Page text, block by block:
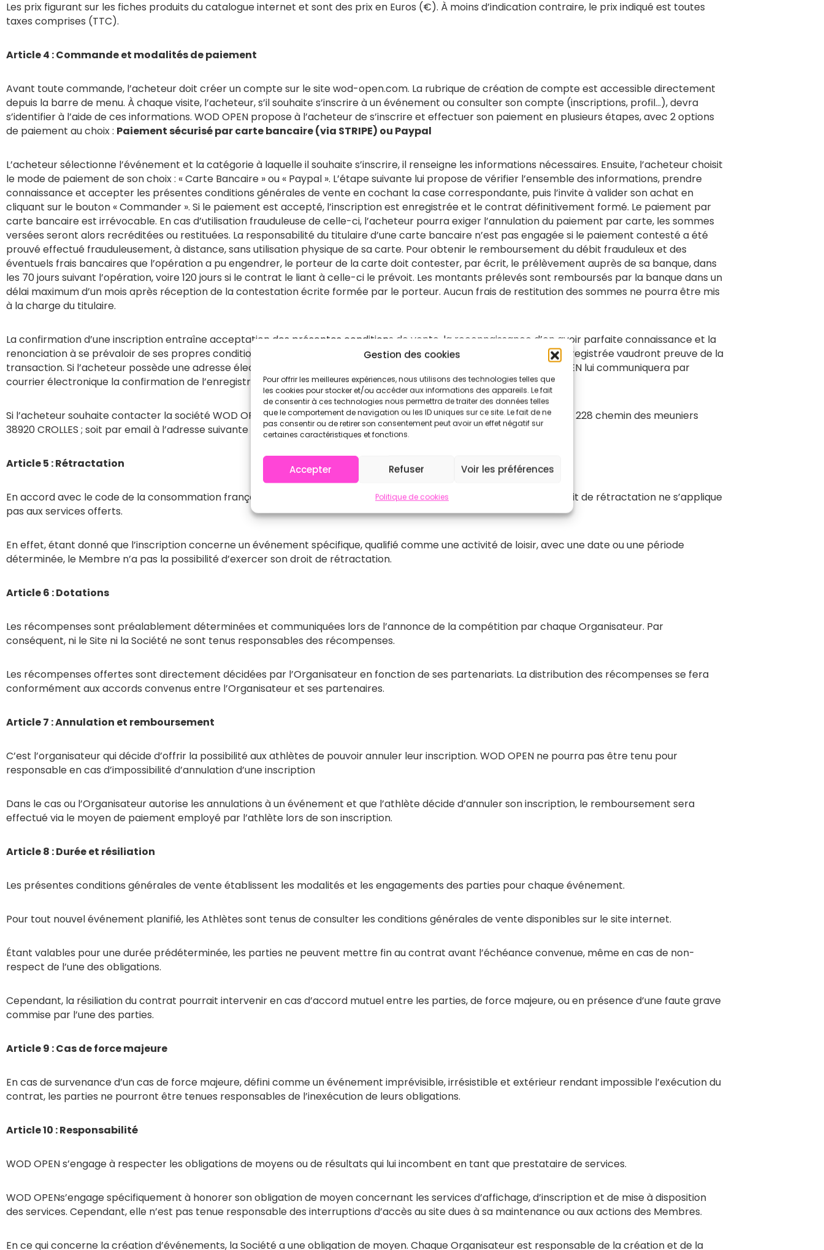
Gestion des cookies
Pour offrir les meilleures expériences, nous utilisons des technologies telles que
les cookies pour stocker et/ou accéder aux informations des appareils. Le fait
de consentir à ces technologies nous permettra de traiter des données telles
que le comportement de navigation ou les ID uniques sur ce site. Le fait de ne
pas consentir ou de retirer son consentement peut avoir un effet négatif sur
certaines caractéristiques et fonctions.
Accepter Refuser Voir les préférences
Politique de cookies
Les prix figurant sur les fiches produits du catalogue internet et sont des prix en Euros (€). À moins d’indication contraire, le prix indiqué est toutes
taxes comprises (TTC).
Article 4 : Commande et modalités de paiement
Avant toute commande, l’acheteur doit créer un compte sur le site wod-open.com. La rubrique de création de compte est accessible directement
depuis la barre de menu. À chaque visite, l’acheteur, s’il souhaite s’inscrire à un événement ou consulter son compte (inscriptions, profil…), devra
s’identifier à l’aide de ces informations. WOD OPEN propose à l’acheteur de s’inscrire et effectuer son paiement en plusieurs étapes, avec 2 options
de paiement au choix : Paiement sécurisé par carte bancaire (via STRIPE) ou Paypal
L’acheteur sélectionne l’événement et la catégorie à laquelle il souhaite s’inscrire, il renseigne les informations nécessaires. Ensuite, l’acheteur choisit
le mode de paiement de son choix : « Carte Bancaire » ou « Paypal ». L’étape suivante lui propose de vérifier l’ensemble des informations, prendre
connaissance et accepter les présentes conditions générales de vente en cochant la case correspondante, puis l’invite à valider son achat en
cliquant sur le bouton « Commander ». Si le paiement est accepté, l’inscription est enregistrée et le contrat définitivement formé. Le paiement par
carte bancaire est irrévocable. En cas d’utilisation frauduleuse de celle-ci, l’acheteur pourra exiger l’annulation du paiement par carte, les sommes
versées seront alors recréditées ou restituées. La responsabilité du titulaire d’une carte bancaire n’est pas engagée si le paiement contesté a été
prouvé effectué frauduleusement, à distance, sans utilisation physique de sa carte. Pour obtenir le remboursement du débit frauduleux et des
éventuels frais bancaires que l’opération a pu engendrer, le porteur de la carte doit contester, par écrit, le prélèvement auprès de sa banque, dans
les 70 jours suivant l’opération, voire 120 jours si le contrat le liant à celle-ci le prévoit. Les montants prélevés sont remboursés par la banque dans un
délai maximum d’un mois après réception de la contestation écrite formée par le porteur. Aucun frais de restitution des sommes ne pourra être mis
à la charge du titulaire.
La confirmation d’une inscription entraîne acceptation des présentes conditions de vente, la reconnaissance d’en avoir parfaite connaissance et la
renonciation à se prévaloir de ses propres conditions d’achat. L’ensemble des données fournies et la confirmation enregistrée vaudront preuve de la
transaction. Si l’acheteur possède une adresse électronique et s’il l’a renseignée sur son bon de commande, WOD OPEN lui communiquera par
courrier électronique la confirmation de l’enregistrement de son inscription.
Si l’acheteur souhaite contacter la société WOD OPEN, il peut le faire soit par courrier à l’adresse suivante : TYPGRAF – 228 chemin des meuniers
38920 CROLLES ; soit par email à l’adresse suivante : contact@wod-open.com.
Article 5 : Rétractation
En accord avec le code de la consommation français en vigueur, notamment les articles L.121-20-4 et L.121-21-8, le droit de rétractation ne s’applique
pas aux services offerts.
En effet, étant donné que l’inscription concerne un événement spécifique, qualifié comme une activité de loisir, avec une date ou une période
déterminée, le Membre n’a pas la possibilité d’exercer son droit de rétractation.
Article 6 : Dotations
Les récompenses sont préalablement déterminées et communiquées lors de l’annonce de la compétition par chaque Organisateur. Par
conséquent, ni le Site ni la Société ne sont tenus responsables des récompenses.
Les récompenses offertes sont directement décidées par l’Organisateur en fonction de ses partenariats. La distribution des récompenses se fera
conformément aux accords convenus entre l’Organisateur et ses partenaires.
Article 7 : Annulation et remboursement
C’est l’organisateur qui décide d’offrir la possibilité aux athlètes de pouvoir annuler leur inscription. WOD OPEN ne pourra pas être tenu pour
responsable en cas d’impossibilité d’annulation d’une inscription
Dans le cas ou l’Organisateur autorise les annulations à un événement et que l’athlète décide d’annuler son inscription, le remboursement sera
effectué via le moyen de paiement employé par l’athlète lors de son inscription.
Article 8 : Durée et résiliation
Les présentes conditions générales de vente établissent les modalités et les engagements des parties pour chaque événement.
Pour tout nouvel événement planifié, les Athlètes sont tenus de consulter les conditions générales de vente disponibles sur le site internet.
Étant valables pour une durée prédéterminée, les parties ne peuvent mettre fin au contrat avant l’échéance convenue, même en cas de non-
respect de l’une des obligations.
Cependant, la résiliation du contrat pourrait intervenir en cas d’accord mutuel entre les parties, de force majeure, ou en présence d’une faute grave
commise par l’une des parties.
Article 9 : Cas de force majeure
En cas de survenance d’un cas de force majeure, défini comme un événement imprévisible, irrésistible et extérieur rendant impossible l’exécution du
contrat, les parties ne pourront être tenues responsables de l’inexécution de leurs obligations.
Article 10 : Responsabilité
WOD OPEN s’engage à respecter les obligations de moyens ou de résultats qui lui incombent en tant que prestataire de services.
WOD OPENs’engage spécifiquement à honorer son obligation de moyen concernant les services d’affichage, d’inscription et de mise à disposition
des services. Cependant, elle n’est pas tenue responsable des interruptions d’accès au site dues à sa maintenance ou aux actions des Membres.
En ce qui concerne la création d’événements, la Société a une obligation de moyen. Chaque Organisateur est responsable de la création et de la